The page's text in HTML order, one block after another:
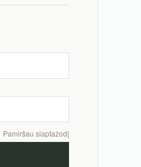
Pamiršau slaptažodį